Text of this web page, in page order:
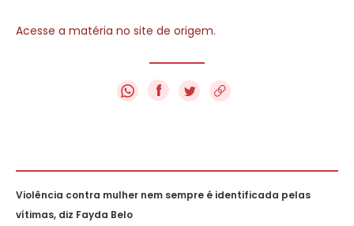
Acesse a matéria no site de origem.
f
Violência contra mulher nem sempre é identificada pelas
vítimas, diz Fayda Belo